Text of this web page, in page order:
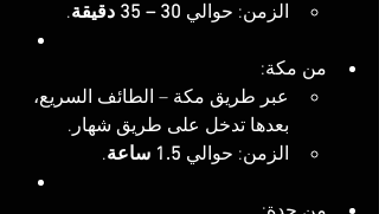
الزمن: حوالي 30 – 35 دقيقة .
من مكة:
عبر طريق مكة – الطائف السريع،
بعدها تدخل على طريق شهار.
الزمن: حوالي 1.5 ساعة .